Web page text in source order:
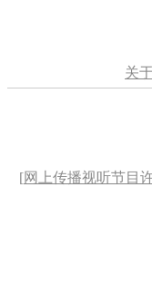
关
[网上传播视听节目